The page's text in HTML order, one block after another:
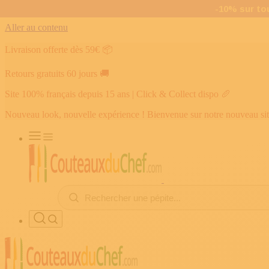
Aller au contenu
Livraison offerte dès 59€ 📦
Retours gratuits 60 jours 🚚
Site 100% français depuis 15 ans | Click & Collect dispo 🥖
Nouveau look, nouvelle expérience ! Bienvenue sur notre nouveau